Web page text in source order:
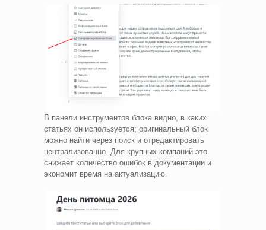
В панели инструментов блока видно, в каких
статьях он используется; оригинальный блок
можно найти через поиск и отредактировать
централизованно. Для крупных компаний это
снижает количество ошибок в документации и
экономит время на актуализацию.